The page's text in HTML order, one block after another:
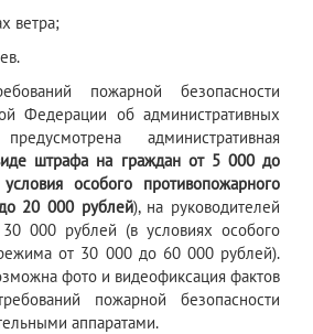
ветра;
пожарной безопасности
Федерации об административных
административная
штрафа на граждан от 5 000 до
особого противопожарного
20 000 рублей), на руководителей
000 рублей (в условиях особого
от 30 000 до 60 000 рублей).
фото и видеофиксация фактов
пожарной безопасности
аппаратами.